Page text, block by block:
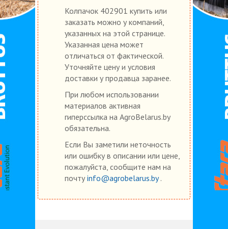
Колпачок 402901 купить или
заказать можно у компаний,
указанных на этой странице.
Указанная цена может
отличаться от фактической.
Уточняйте цену и условия
доставки у продавца заранее.
При любом использовании
материалов активная
гиперссылка на AgroBelarus.by
обязательна.
Если Вы заметили неточность
или ошибку в описании или цене,
пожалуйста, сообщите нам на
почту info@agrobelarus.by.